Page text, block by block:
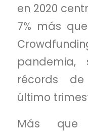
en 2020
7% más
récords
último
Más que